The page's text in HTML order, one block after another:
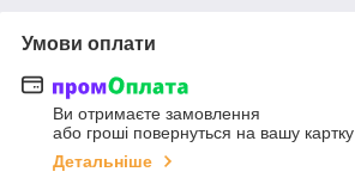
Умови оплати
Ви отримаєте замовлення
або гроші повернуться на вашу картку
Детальніше